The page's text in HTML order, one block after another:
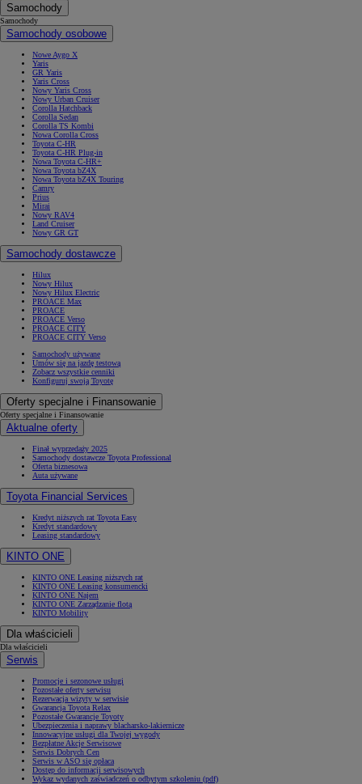
Samochody
Samochody
Samochody osobowe
Nowe Aygo X
Yaris
GR Yaris
Yaris Cross
Nowy Yaris Cross
Nowy Urban Cruiser
Corolla Hatchback
Corolla Sedan
Corolla TS Kombi
Nowa Corolla Cross
Toyota C-HR
Toyota C-HR Plug-in
Nowa Toyota C-HR+
Nowa Toyota bZ4X
Nowa Toyota bZ4X Touring
Camry
Prius
Mirai
Nowy RAV4
Land Cruiser
Nowy GR GT
Samochody dostawcze
Hilux
Nowy Hilux
Nowy Hilux Electric
PROACE Max
PROACE
PROACE Verso
PROACE CITY
PROACE CITY Verso
Samochody używane
Umów się na jazdę testową
Zobacz wszystkie cenniki
Konfiguruj swoją Toyotę
Oferty specjalne i Finansowanie
Oferty specjalne i Finansowanie
Aktualne oferty
Finał wyprzedaży 2025
Samochody dostawcze Toyota Professional
Oferta biznesowa
Auta używane
Toyota Financial Services
Kredyt niższych rat Toyota Easy
Kredyt standardowy
Leasing standardowy
KINTO ONE
KINTO ONE Leasing niższych rat
KINTO ONE Leasing konsumencki
KINTO ONE Najem
KINTO ONE Zarządzanie flotą
KINTO Mobility
Dla właścicieli
Dla właścicieli
Serwis
Promocje i sezonowe usługi
Pozostałe oferty serwisu
Rezerwacja wizyty w serwisie
Gwarancja Toyota Relax
Pozostałe Gwarancje Toyoty
Ubezpieczenia i naprawy blacharsko-lakiernicze
Innowacyjne usługi dla Twojej wygody
Bezpłatne Akcje Serwisowe
Serwis Dobrych Cen
Serwis w ASO się opłaca
Dostęp do informacji serwisowych
Wykaz wydanych zaświadczeń o odbytym szkoleniu (pdf)